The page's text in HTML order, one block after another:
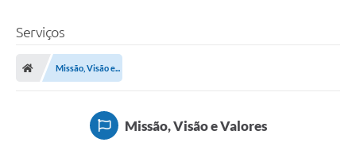
Benefícios
Serviços
Missão, Visão e...
Missão, Visão e Valores